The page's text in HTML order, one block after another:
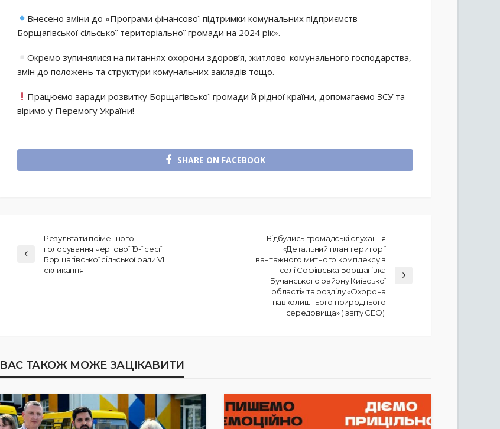
Внесено зміни до «Програми фінансової підтримки комунальних підприємств
Борщагівської сільської територіальної громади на 2024 рік».
Окремо зупинялися на питаннях охорони здоров’я, житлово-комунального господарства,
змін до положень та структури комунальних закладів тощо.
Працюємо заради розвитку Борщагівської громади й рідної країни, допомагаємо ЗСУ та
віримо у Перемогу України!
SHARE ON FACEBOOK
Результати поіменного
голосування чергової 19-ї сесії
Борщагівської сільської ради VIII
скликання
Відбулись громадські слухання
«Детальний план території
вантажного митного комплексу в
селі Софіївська Борщагівка
Бучанського району Київської
області» та розділу «Охорона
навколишнього природнього
середовища» ( звіту СЕО).
ВАС ТАКОЖ МОЖЕ ЗАЦІКАВИТИ